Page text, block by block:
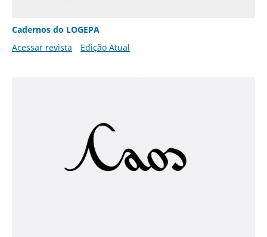
Cadernos do LOGEPA
Acessar revista
Edição Atual